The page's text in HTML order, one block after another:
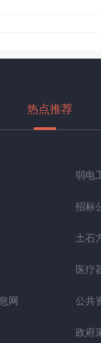
热点推荐
弱电
招标
土石
医疗
网 公共
政府